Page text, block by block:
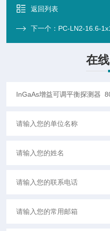
返回列表
下一个： PC-LN2-16.6-1x1-
在